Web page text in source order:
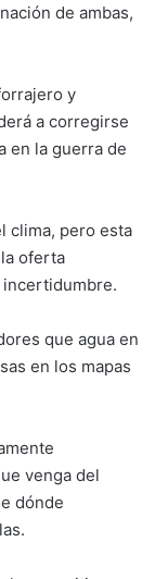
de ambas,
y
a corregirse
en la guerra de
clima, pero esta
oferta
que agua en
en los mapas
venga del
dónde